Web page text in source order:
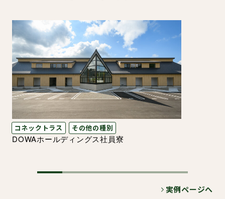
コネックトラス その他の種別
DOWAホールディングス社員寮
実例ページへ